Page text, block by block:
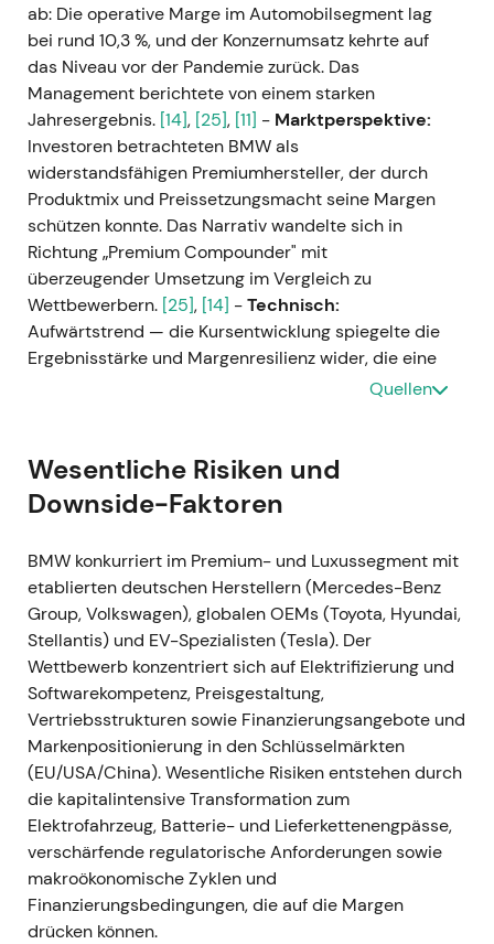
ab: Die operative Marge im Automobilsegment lag
bei rund 10,3 %, und der Konzernumsatz kehrte auf
das Niveau vor der Pandemie zurück. Das
Management berichtete von einem starken
Jahresergebnis. [14], [25], [11] - Marktperspektive:
Investoren betrachteten BMW als
widerstandsfähigen Premiumhersteller, der durch
Produktmix und Preissetzungsmacht seine Margen
schützen konnte. Das Narrativ wandelte sich in
Richtung „Premium Compounder" mit
überzeugender Umsetzung im Vergleich zu
Wettbewerbern. [25], [14] -Technisch:
Aufwärtstrend — die Kursentwicklung spiegelte die
Ergebnisstärke und Margenresilienz wider, die eine
Erholung von den pandemiebedingten Rücksetzern
Mitte 2021 (Juli–September) —
Chipkrise verschärft sich;
Produktionsunterbrechungen
Ereignis:
BMW warnte, dass die
Halbleiterversorgung noch monatelang
angespannt bleiben würde, und meldete
Produktionsunterbrechungen an einzelnen
Werken. Rund 30.000 Einheiten waren bis dato
betroffen, zudem wurden etwa 10.000
unfertige Fahrzeuge gemeldet.
[19]
Marktperspektive:
Kurzfristige Bedenken der
Investoren hinsichtlich des Volumenrisikos,
abgemildert durch das Vermögen des
Managements, margenstarke Fahrzeuge zu
priorisieren. Der Fokus verschob sich von
Stückzahlwachstum hin zu Margenschutz.
[13]
Technisch:
Kurzfristige Volatilität und
Quellen
Wesentliche Risiken und
Downside-Faktoren
BMW konkurriert im Premium- und Luxussegment mit
etablierten deutschen Herstellern (Mercedes-Benz
Group, Volkswagen), globalen OEMs (Toyota, Hyundai,
Stellantis) und EV-Spezialisten (Tesla). Der
Wettbewerb konzentriert sich auf Elektrifizierung und
Softwarekompetenz, Preisgestaltung,
Vertriebsstrukturen sowie Finanzierungsangebote und
Markenpositionierung in den Schlüsselmärkten
(EU/USA/China). Wesentliche Risiken entstehen durch
die kapitalintensive Transformation zum
Elektrofahrzeug, Batterie- und Lieferkettenengpässe,
verschärfende regulatorische Anforderungen sowie
makroökonomische Zyklen und
Finanzierungsbedingungen, die auf die Margen
drücken können.